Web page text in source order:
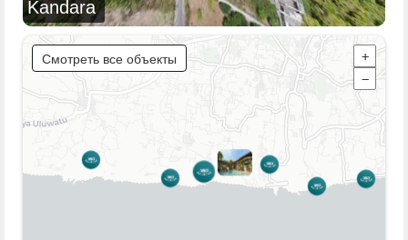
Kandara
Смотреть все объекты
+
−